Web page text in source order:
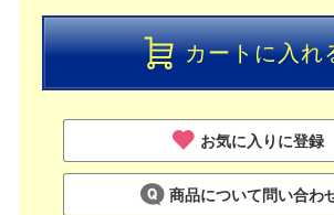
カートに入れ
お気に入りに登録
商品について問い合わ